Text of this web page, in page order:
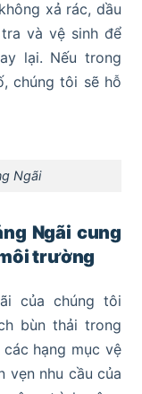
xả rác, dầu
và vệ sinh để
lại. Nếu trong
chúng tôi sẽ hỗ
Ngãi
Ngãi cung
trường
của chúng tôi
bùn thải trong
hạng mục vệ
vẹn nhu cầu của